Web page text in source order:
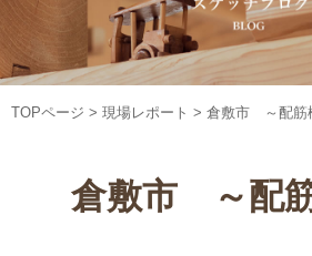
TOPページ > 現場レポート > 倉敷市 ～配筋
倉敷市 ～配